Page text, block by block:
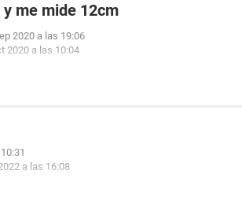
me mide 12cm
2020 a las 19:06
2020 a las 10:04
a las 16:08